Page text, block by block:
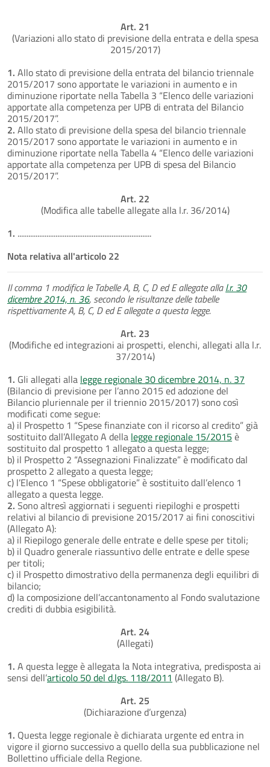
Art. 21
(Variazioni allo stato di previsione della entrata e della spesa
2015/2017)
1. Allo stato di previsione della entrata del bilancio triennale
2015/2017 sono apportate le variazioni in aumento e in
diminuzione riportate nella Tabella 3 “Elenco delle variazioni
apportate alla competenza per UPB di entrata del Bilancio
2015/2017”.
2. Allo stato di previsione della spesa del bilancio triennale
2015/2017 sono apportate le variazioni in aumento e in
diminuzione riportate nella Tabella 4 “Elenco delle variazioni
apportate alla competenza per UPB di spesa del Bilancio
2015/2017”.
Art. 22
(Modifica alle tabelle allegate alla l.r. 36/2014)
1. ..........................................................................
Nota relativa all'articolo 22
Il comma 1 modifica le Tabelle A, B, C, D ed E allegate allal.r. 30
dicembre 2014, n. 36, secondo le risultanze delle tabelle
rispettivamente A, B, C, D ed E allegate a questa legge.
Art. 23
(Modifiche ed integrazioni ai prospetti, elenchi, allegati alla l.r.
37/2014)
1. Gli allegati alla legge regionale 30 dicembre 2014, n. 37
(Bilancio di previsione per l’anno 2015 ed adozione del
Bilancio pluriennale per il triennio 2015/2017) sono così
modificati come segue:
a) il Prospetto 1 “Spese finanziate con il ricorso al credito” già
sostituito dall’Allegato A della legge regionale 15/2015 è
sostituito dal prospetto 1 allegato a questa legge;
b) il Prospetto 2 “Assegnazioni Finalizzate” è modificato dal
prospetto 2 allegato a questa legge;
c) l’Elenco 1 “Spese obbligatorie” è sostituito dall’elenco 1
allegato a questa legge.
2. Sono altresì aggiornati i seguenti riepiloghi e prospetti
relativi al bilancio di previsione 2015/2017 ai fini conoscitivi
(Allegato A):
a) il Riepilogo generale delle entrate e delle spese per titoli;
b) il Quadro generale riassuntivo delle entrate e delle spese
per titoli;
c) il Prospetto dimostrativo della permanenza degli equilibri di
bilancio;
d) la composizione dell’accantonamento al Fondo svalutazione
crediti di dubbia esigibilità.
Art. 24
(Allegati)
1. A questa legge è allegata la Nota integrativa, predisposta ai
sensi dell’articolo 50 del d.lgs. 118/2011 (Allegato B).
Art. 25
(Dichiarazione d’urgenza)
1. Questa legge regionale è dichiarata urgente ed entra in
vigore il giorno successivo a quello della sua pubblicazione nel
Bollettino ufficiale della Regione.